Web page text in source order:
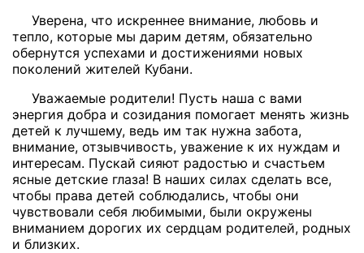
Уверена, что искреннее внимание, любовь и
тепло, которые мы дарим детям, обязательно
обернутся успехами и достижениями новых
поколений жителей Кубани.
Уважаемые родители! Пусть наша с вами
энергия добра и созидания помогает менять жизнь
детей к лучшему, ведь им так нужна забота,
внимание, отзывчивость, уважение к их нуждам и
интересам. Пускай сияют радостью и счастьем
ясные детские глаза! В наших силах сделать все,
чтобы права детей соблюдались, чтобы они
чувствовали себя любимыми, были окружены
вниманием дорогих их сердцам родителей, родных
и близких.